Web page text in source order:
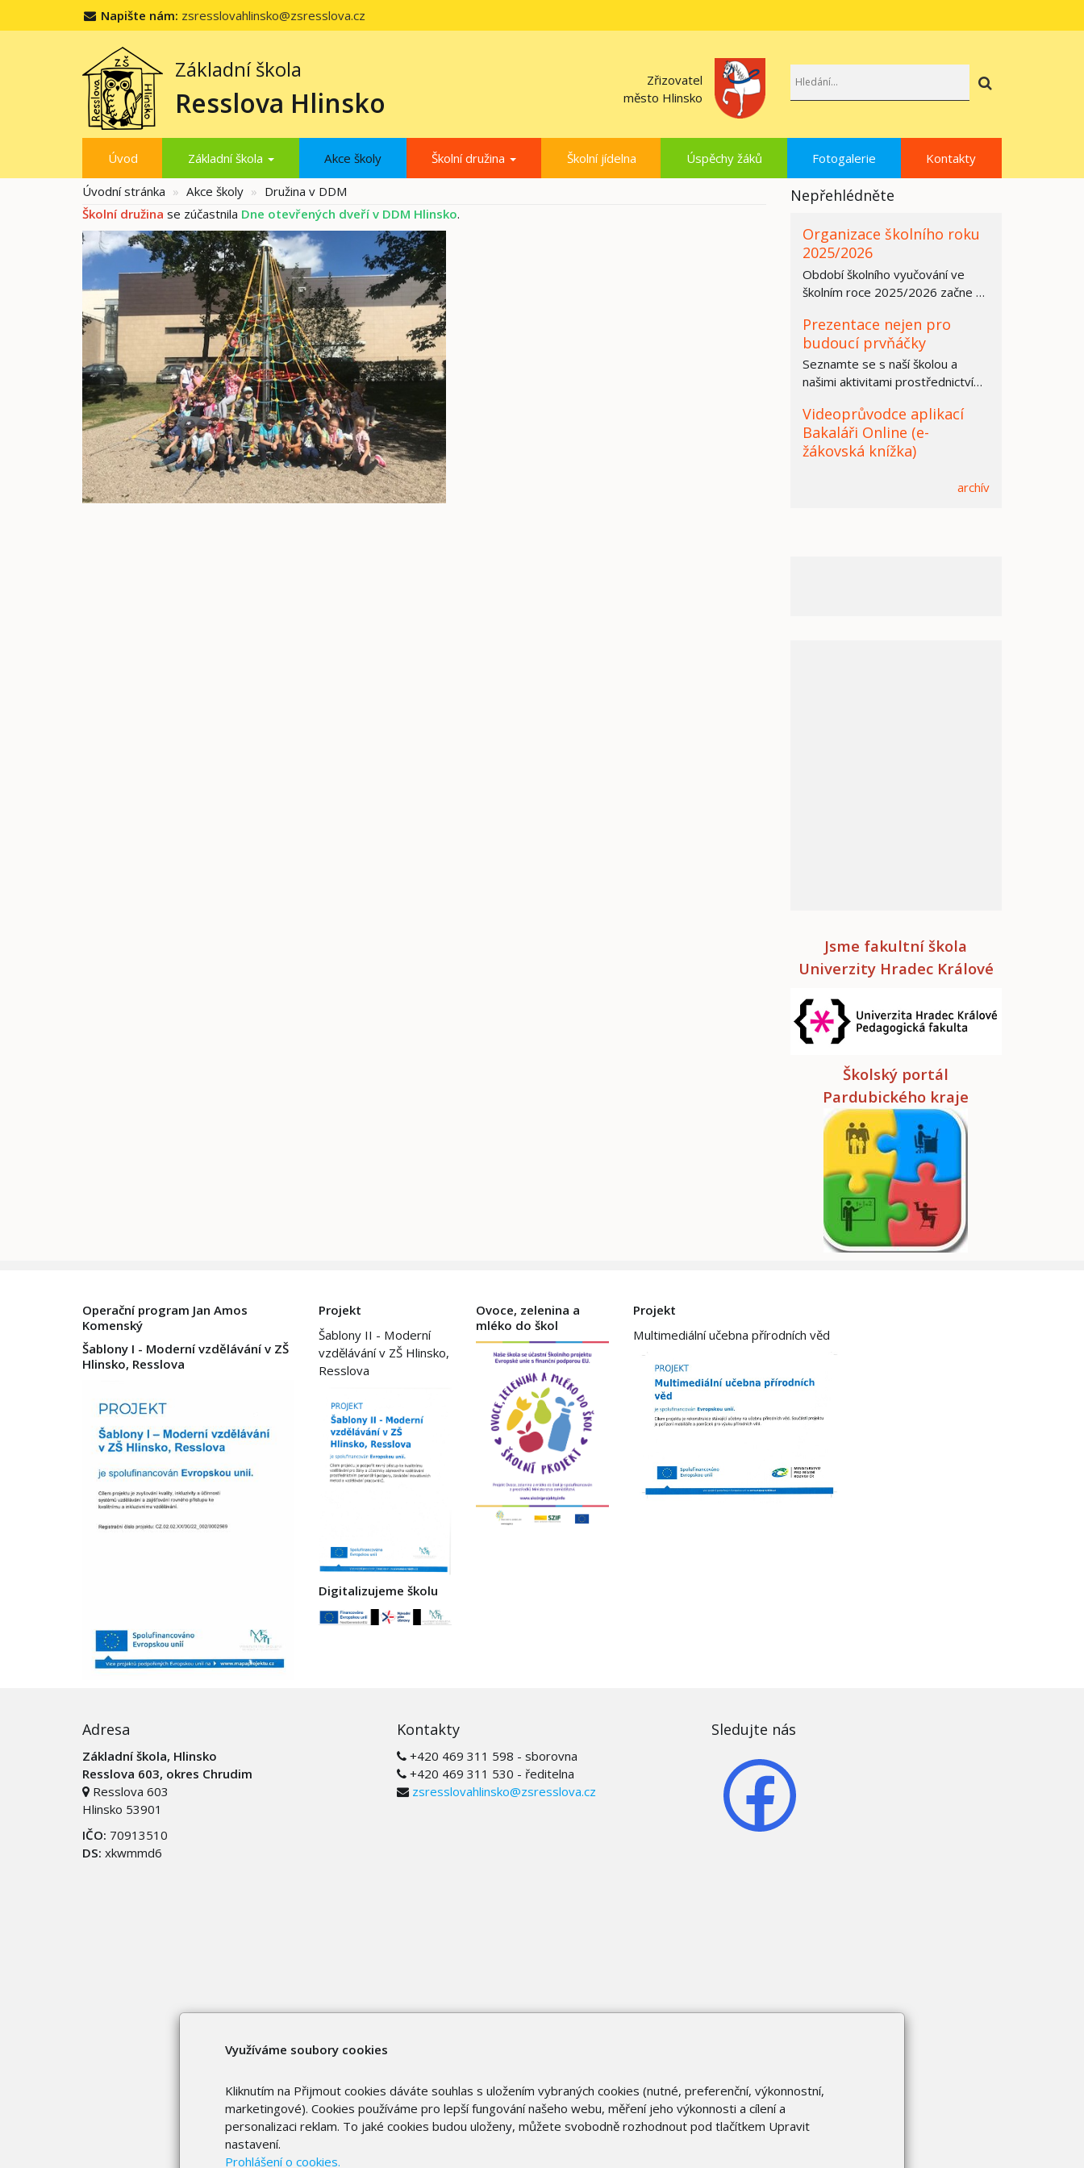
Napište nám: zsresslovahlinsko@zsresslova.cz
Základní škola
Resslova Hlinsko
Zřizovatel
město Hlinsko
Úvod Základní škola Akce školy Školní družina Školní jídelna Úspěchy žáků Fotogalerie Kontakty
Úvodní stránka Akce školy
Družina v DDM
Školní družina se zúčastnila Dne otevřených dveří v DDM Hlinsko.
Nepřehlédněte
Organizace školního roku
2025/2026
Období školního vyučování ve
školním roce 2025/2026 začne ve
středních…
Prezentace nejen pro
budoucí prvňáčky
Seznamte se s naší školou a
našimi aktivitami prostřednictvím
Videoprůvodce aplikací
Bakaláři Online (e-
žákovská knížka)
archív
Jsme fakultní škola
Univerzity Hradec Králové
Školský portál
Pardubického kraje
Operační program Jan Amos
Komenský
Šablony I - Moderní vzdělávání v ZŠ
Hlinsko, Resslova
Projekt
Šablony II - Moderní
vzdělávání v ZŠ Hlinsko,
Resslova
Digitalizujeme školu
Ovoce, zelenina a
mléko do škol
Projekt
Multimediální učebna přírodních věd
Adresa
Základní škola, Hlinsko
Resslova 603, okres Chrudim
Resslova 603
Hlinsko 53901
IČO: 70913510
DS: xkwmmd6
Kontakty
+420 469 311 598 - sborovna
+420 469 311 530 - ředitelna
zsresslovahlinsko@zsresslova.cz
Sledujte nás
Využíváme soubory cookies
Kliknutím na Přijmout cookies dáváte souhlas s uložením vybraných cookies (nutné, preferenční, výkonnostní,
marketingové). Cookies používáme pro lepší fungování našeho webu, měření jeho výkonnosti a cílení a
personalizaci reklam. To jaké cookies budou uloženy, můžete svobodně rozhodnout pod tlačítkem Upravit
nastavení.
Prohlášení o cookies.